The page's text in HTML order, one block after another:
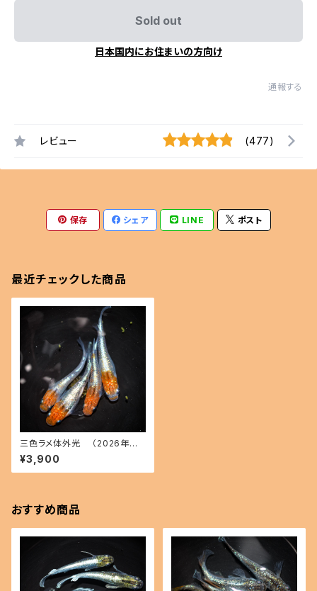
Sold out
日本国内にお住まいの方向け
通報する
レビュー (477)
保存 シェア LINE ポスト
最近チェックした商品
三色ラメ体外光 （2026年産
まれ） オス2 メス2(現物出品) ik
ahoff B-0623-51015-a
¥3,900
おすすめ商品